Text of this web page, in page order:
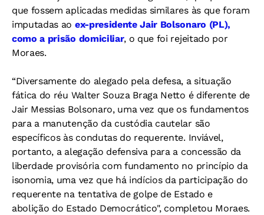
que fossem aplicadas medidas similares às que foram
imputadas ao ex-presidente Jair Bolsonaro (PL),
como a prisão domiciliar, o que foi rejeitado por
Moraes.
“Diversamente do alegado pela defesa, a situação
fática do réu Walter Souza Braga Netto é diferente de
Jair Messias Bolsonaro, uma vez que os fundamentos
para a manutenção da custódia cautelar são
específicos às condutas do requerente. Inviável,
portanto, a alegação defensiva para a concessão da
liberdade provisória com fundamento no princípio da
isonomia, uma vez que há indícios da participação do
requerente na tentativa de golpe de Estado e
abolição do Estado Democrático", completou Moraes.